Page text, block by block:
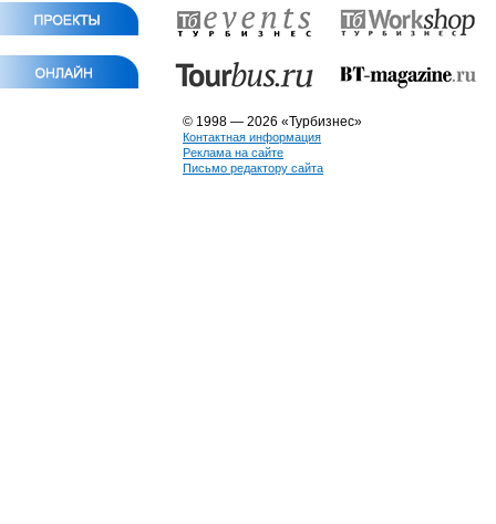
© 1998 — 2026 «Турбизнес»
Контактная информация
Реклама на сайте
Письмо редактору сайта